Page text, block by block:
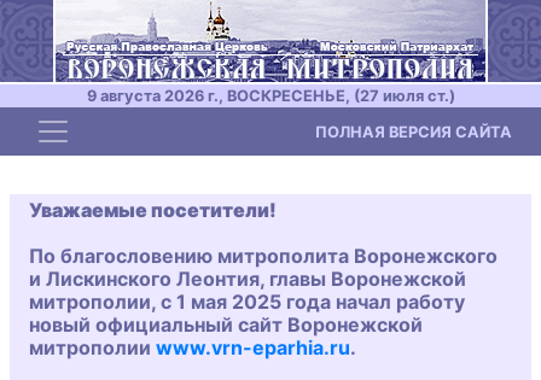
9 августа 2026 г., ВОСКРЕСЕНЬЕ, (27 июля ст.)
Toggle navigation ПОЛНАЯ ВЕРСИЯ САЙТА
Уважаемые посетители!
По благословению митрополита Воронежского
и Лискинского Леонтия, главы Воронежской
митрополии, с 1 мая 2025 года начал работу
новый официальный сайт Воронежской
митрополии www.vrn-eparhia.ru.